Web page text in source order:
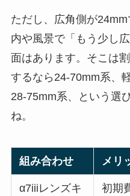
ただし、広角側が
内や風景で「もう少し
面はあります。そこは
するなら24-70mm系、
28-75mm系、という選
ね。
組み合わせ メリ
α7iiiレンズキ 初期